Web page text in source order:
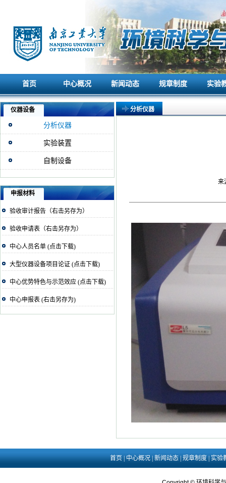
首页
首页
中心概况 新闻动态
新闻动态
规章制度
规章制度
实验
实验
仪器设备
分析仪器
实验装置
自制设备
申报材料
验收审计报告（右击另存为）
验收申请表（右击另存为）
中心人员名单 (点击下载)
大型仪器设备项目论证 (点击下载)
中心优势特色与示范效应 (点击下载)
中心申报表 (右击另存为)
分析仪器
来
首页|中心概况|新闻动态|规章制度|实验